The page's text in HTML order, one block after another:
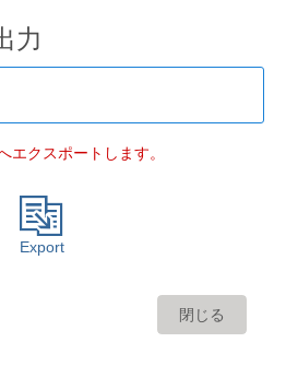
力
エクスポートします。
Export